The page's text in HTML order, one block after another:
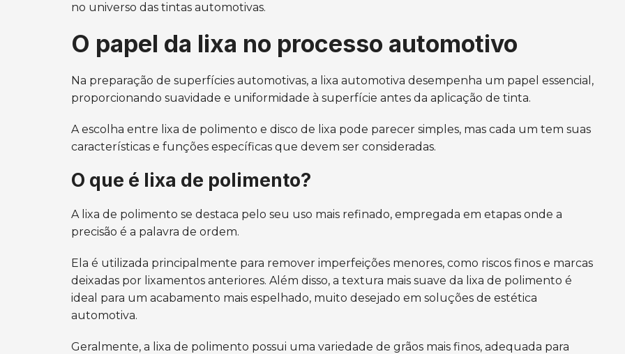
no universo das tintas automotivas.
O papel da lixa no processo automotivo
Na preparação de superfícies automotivas, a lixa automotiva desempenha um papel essencial,
proporcionando suavidade e uniformidade à superfície antes da aplicação de tinta.
A escolha entre lixa de polimento e disco de lixa pode parecer simples, mas cada um tem suas
características e funções específicas que devem ser consideradas.
O que é lixa de polimento?
A lixa de polimento se destaca pelo seu uso mais refinado, empregada em etapas onde a
precisão é a palavra de ordem.
Ela é utilizada principalmente para remover imperfeições menores, como riscos finos e marcas
deixadas por lixamentos anteriores. Além disso, a textura mais suave da lixa de polimento é
ideal para um acabamento mais espelhado, muito desejado em soluções de estética
automotiva.
Geralmente, a lixa de polimento possui uma variedade de grãos mais finos, adequada para